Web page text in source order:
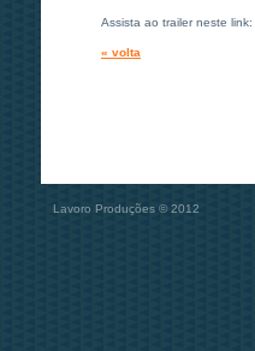
Assista ao trailer neste link:
« volta
Lavoro Produções © 2012